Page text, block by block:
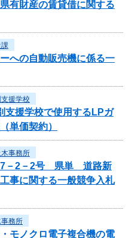
有財産の賃貸借に関する
への自動販売機に係る一
援学校
支援学校で使用するLPガ
単価契約）
事務所
7－2－2号 県単 道路新
事に関する一般競争入札
務所
モノクロ電子複合機の電